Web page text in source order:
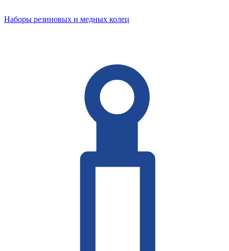
Наборы резиновых и медных колец